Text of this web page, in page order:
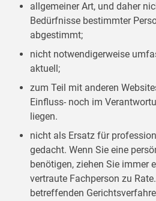
allgemeiner Art, und daher
Bedürfnisse bestimmter
abgestimmt;
nicht notwendigerweise
aktuell;
zum Teil mit anderen
Einfluss- noch im
liegen.
nicht als Ersatz für
gedacht. Wenn Sie eine
benötigen, ziehen Sie immer
vertraute Fachperson zu
betreffenden